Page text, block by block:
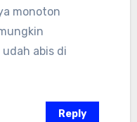
monoton
abis di
Reply